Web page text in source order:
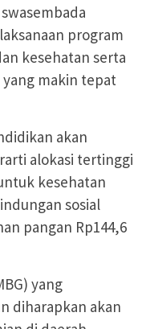
program
kesehatan serta
makin tepat
akan
alokasi tertinggi
kesehatan
sosial
pangan Rp144,6
yang
diharapkan akan